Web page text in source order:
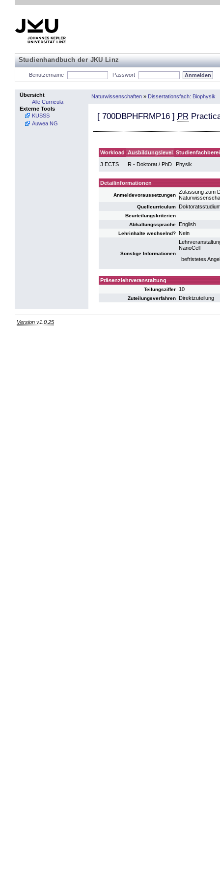
Studienhandbuch der JKU Linz
Benutzername Passwort
Übersicht
Alle Curricula
Externe Tools
KUSSS
Auwea NG
Naturwissenschaften » Dissertationsfach: Biophysik
[ 700DBPHFRMP16 ] PR
Workload Ausbildungslevel
3 ECTS
R - Doktorat / PhD Physik
Detailinformationen
Anmeldevoraussetzungen
Zulassung zum
Quellcurriculum
Beurteilungskriterien
Abhaltungssprache
English
Lehrinhalte wechselnd? Nein
Sonstige Informationen
NanoCell
befristetes
Präsenzlehrveranstaltung
Teilungsziffer 10
Zuteilungsverfahren Direktzuteilung
Version v1.0.25